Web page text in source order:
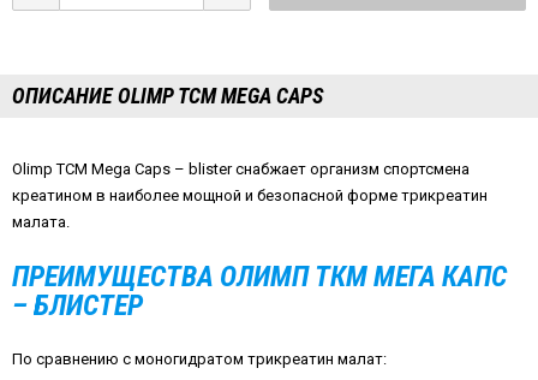
ОПИСАНИЕ OLIMP TCM MEGA CAPS
Olimp TCM Mega Caps – blister снабжает организм спортсмена
креатином в наиболее мощной и безопасной форме трикреатин
малата.
ПРЕИМУЩЕСТВА ОЛИМП ТКМ МЕГА КАПС
– БЛИСТЕР
По сравнению с моногидратом трикреатин малат: